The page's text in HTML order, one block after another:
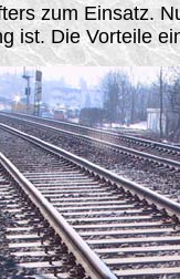
zum Einsatz.
ist. Die Vorteile